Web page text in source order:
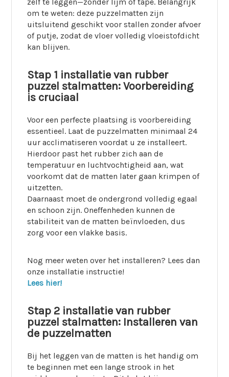
om te weten: deze puzzelmatten zijn
uitsluitend geschikt voor stallen zonder afvoer
of putje, zodat de vloer volledig vloeistofdicht
kan blijven.
Stap 1 installatie van rubber
puzzel stalmatten: Voorbereiding
is cruciaal
Voor een perfecte plaatsing is voorbereiding
essentieel. Laat de puzzelmatten minimaal 24
uur acclimatiseren voordat u ze installeert.
Hierdoor past het rubber zich aan de
temperatuur en luchtvochtigheid aan, wat
voorkomt dat de matten later gaan krimpen of
uitzetten.
Daarnaast moet de ondergrond volledig egaal
en schoon zijn. Oneffenheden kunnen de
stabiliteit van de matten beïnvloeden, dus
zorg voor een vlakke basis.
Nog meer weten over het installeren? Lees dan
onze installatie instructie!
Lees hier!
Stap 2 installatie van rubber
puzzel stalmatten: Installeren van
de puzzelmatten
Bij het leggen van de matten is het handig om
te beginnen met een lange strook in het